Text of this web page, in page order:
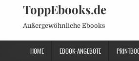
ToppEbooks.de
Außergewöhnliche Ebooks
HOME EBOOK-ANGEBOTE